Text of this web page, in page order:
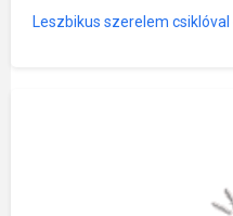
Leszbikus szerelem csiklóval